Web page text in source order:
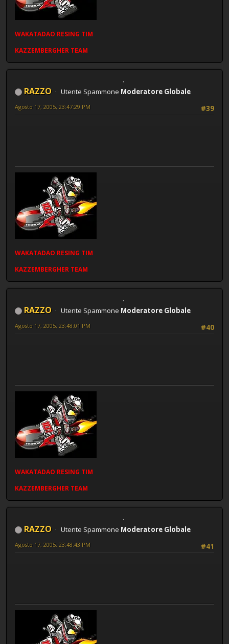
WAKATADAO RESING TIM
KAZZEMBERGHER TEAM
RAZZO Utente Spammone Moderatore Globale
#39
Agosto 17, 2005, 23:47:29 PM
WAKATADAO RESING TIM
KAZZEMBERGHER TEAM
RAZZO Utente Spammone Moderatore Globale
#40
Agosto 17, 2005, 23:48:01 PM
WAKATADAO RESING TIM
KAZZEMBERGHER TEAM
RAZZO Utente Spammone Moderatore Globale
#41
Agosto 17, 2005, 23:48:43 PM